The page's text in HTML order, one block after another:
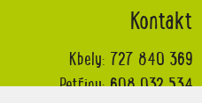
Kontakt
Kbely: 727 840 369
Petřiny:608 032 534